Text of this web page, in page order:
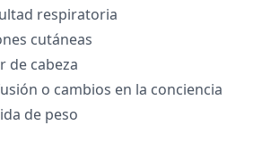
respiratoria
cutáneas
de cabeza
o cambios en la conciencia
de peso